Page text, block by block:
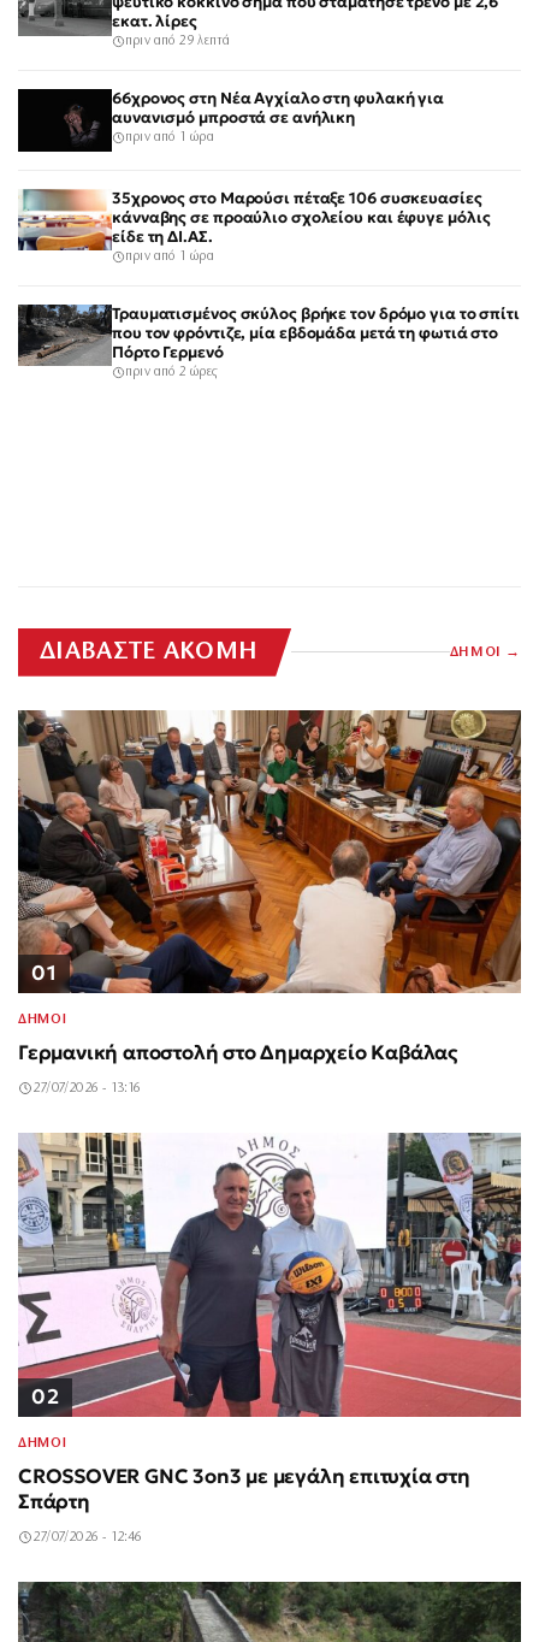
εκατ. λίρες
πριν από 29 λεπτά
66χρονος στη Νέα Αγχίαλο στη φυλακή για
αυνανισμό μπροστά σε ανήλικη
πριν από 1 ώρα
35χρονος στο Μαρούσι πέταξε 106 συσκευασίες
κάνναβης σε προαύλιο σχολείου και έφυγε μόλις
είδε τη ΔΙ.ΑΣ.
πριν από 1 ώρα
Τραυματισμένος σκύλος βρήκε τον δρόμο για το σπίτι
που τον φρόντιζε, μία εβδομάδα μετά τη φωτιά στο
Πόρτο Γερμενό
πριν από 2 ώρες
ΔΙΑΒΑΣΤΕ ΑΚΟΜΗ ΔΗΜΟΙ
01
ΔΗΜΟΙ
Γερμανική αποστολή στο Δημαρχείο Καβάλας
27/07/2026 - 13:16
02
ΔΗΜΟΙ
CROSSOVER GNC 3on3 με μεγάλη επιτυχία στη
Σπάρτη
27/07/2026 - 12:46